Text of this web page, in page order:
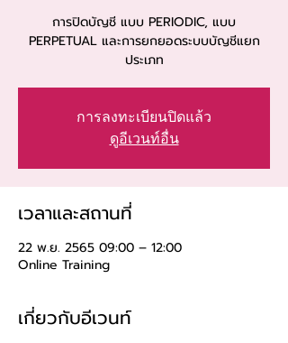
การปิดบัญชี แบบ PERIODIC, แบบ
PERPETUAL และการยกยอดระบบบัญชีแยก
ประเภท
การลงทะเบียนปิดแล้ว
ดูอีเวนท์อื่น
เวลาและสถานที่
22 พ.ย. 2565 09:00 – 12:00
Online Training
เกี่ยวกับอีเวนท์